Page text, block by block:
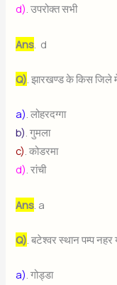
d). उपरोक्त सभी
Ans . d
Q) . झारखण्ड के किस जिले में
a). लोहरदग्गा
b). गुमला
c). कोडरमा
d). रांची
Ans . a
Q). बटेश्वर स्थान पम्प
a). गोड्डा